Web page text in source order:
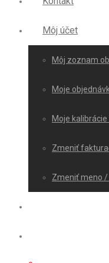
Môj účet
Môj zoznam
Moje
Moje
Zmeniť
Zmeniť meno